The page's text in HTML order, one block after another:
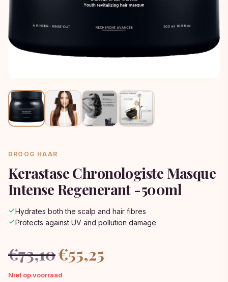
DROOG HAAR
Kerastase Chronologiste Masque
Intense Regenerant -500ml
Hydrates both the scalp and hair fibres
Protects against UV and pollution damage
€73,10
Oorspronkelijke
prijs
was:
€55,25
Niet op voorraad